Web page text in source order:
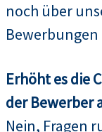
noch über
Bewerbungen
Erhöht es die
der Bewerber
Nein, Fragen